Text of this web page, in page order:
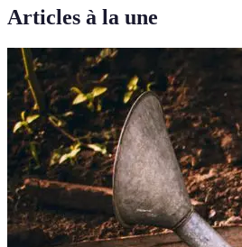
Articles à la une